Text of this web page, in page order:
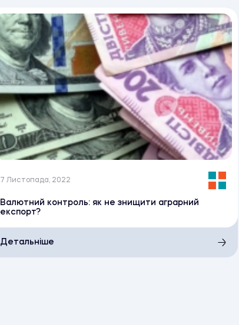
7 Листопада, 2022
Валютний контроль: як не знищити аграрний
експорт?
Детальніше